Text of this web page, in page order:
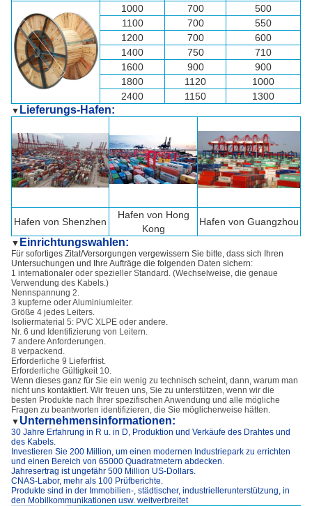
1000
700
500
1100
700
550
1200
700
600
1400
750
710
1600
900
900
1800
1120
1000
2400
1150 1300
▼ Lieferungs-Hafen:
Hafen von Shenzhen
Hafen von Hong
Kong
Hafen von Guangzhou
▼ Einrichtungswahlen:
Für sofortiges Zitat/Versorgungen vergewissern Sie bitte, dass sich Ihren
Untersuchungen und Ihre Aufträge die folgenden Daten sichern:
1 internationaler oder spezieller Standard. (Wechselweise, die genaue
Verwendung des Kabels.)
Nennspannung 2.
3 kupferne oder Aluminiumleiter.
Größe 4 jedes Leiters.
Isoliermaterial 5: PVC XLPE oder andere.
Nr. 6 und Identifizierung von Leitern.
7 andere Anforderungen.
8 verpackend.
Erforderliche 9 Lieferfrist.
Erforderliche Gültigkeit 10.
Wenn dieses ganz für Sie ein wenig zu technisch scheint, dann, warum man
nicht uns kontaktiert. Wir freuen uns, Sie zu unterstützen, wenn wir die
besten Produkte nach Ihrer spezifischen Anwendung und alle mögliche
Fragen zu beantworten identifizieren, die Sie möglicherweise hätten.
▼ Unternehmensinformationen:
30 Jahre Erfahrung in R u. in D, Produktion und Verkäufe des Drahtes und
des Kabels.
Investieren Sie 200 Million, um einen modernen Industriepark zu errichten
und einen Bereich von 65000 Quadratmetern abdecken.
Jahresertrag ist ungefähr 500 Million US-Dollars.
CNAS-Labor, mehr als 100 Prüfberichte.
Produkte sind in der Immobilien-, städtischer, industriellerunterstützung, in
den Mobilkommunikationen usw. weitverbreitet